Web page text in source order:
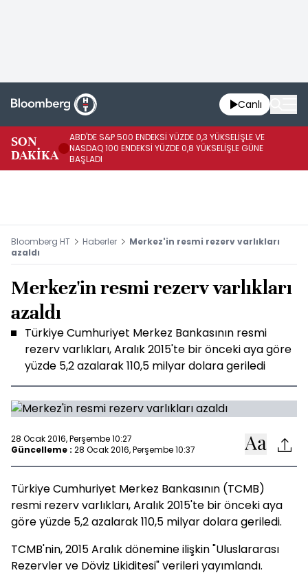
Canlı
SON
DAKİKA
ABD'DE S&P 500 ENDEKSİ YÜZDE 0,3 YÜKSELİŞLE VE
NASDAQ 100 ENDEKSİ YÜZDE 0,8 YÜKSELİŞLE GÜNE
BAŞLADI
Bloomberg HT Haberler
Merkez'in resmi rezerv varlıkları
azaldı
Merkez'in resmi rezerv varlıkları
azaldı
Türkiye Cumhuriyet Merkez Bankasının resmi
rezerv varlıkları, Aralık 2015'te bir önceki aya göre
yüzde 5,2 azalarak 110,5 milyar dolara geriledi
28 Ocak 2016, Perşembe 10:27
Güncelleme : 28 Ocak 2016, Perşembe 10:37
Türkiye Cumhuriyet Merkez Bankasının (TCMB)
resmi rezerv varlıkları, Aralık 2015'te bir önceki aya
göre yüzde 5,2 azalarak 110,5 milyar dolara geriledi.
TCMB'nin, 2015 Aralık dönemine ilişkin "Uluslararası
Rezervler ve Döviz Likiditesi" verileri yayımlandı.